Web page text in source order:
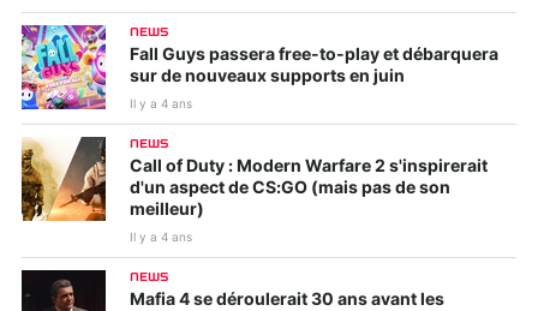
NEWS
Fall Guys passera free-to-play et débarquera
sur de nouveaux supports en juin
Il y a 4 ans
NEWS
Call of Duty : Modern Warfare 2 s'inspirerait
d'un aspect de CS:GO (mais pas de son
meilleur)
Il y a 4 ans
NEWS
Mafia 4 se déroulerait 30 ans avant les